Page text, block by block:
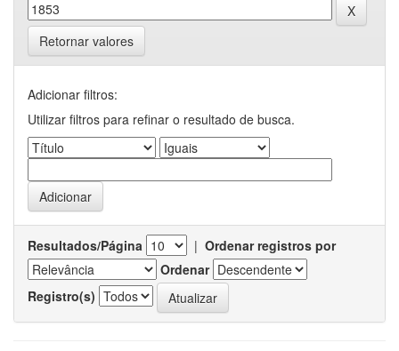
Retornar valores
Adicionar filtros:
Utilizar filtros para refinar o resultado de busca.
Resultados/Página | Ordenar registros por
Ordenar
Registro(s)